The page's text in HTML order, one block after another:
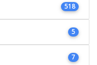
518
5
7